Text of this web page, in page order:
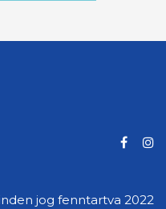
jog fenntartva 2022